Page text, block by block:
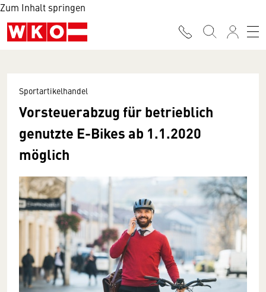
Zum Inhalt springen
Sportartikelhandel
Vorsteuerabzug für betrieblich
genutzte E-Bikes ab 1.1.2020
möglich